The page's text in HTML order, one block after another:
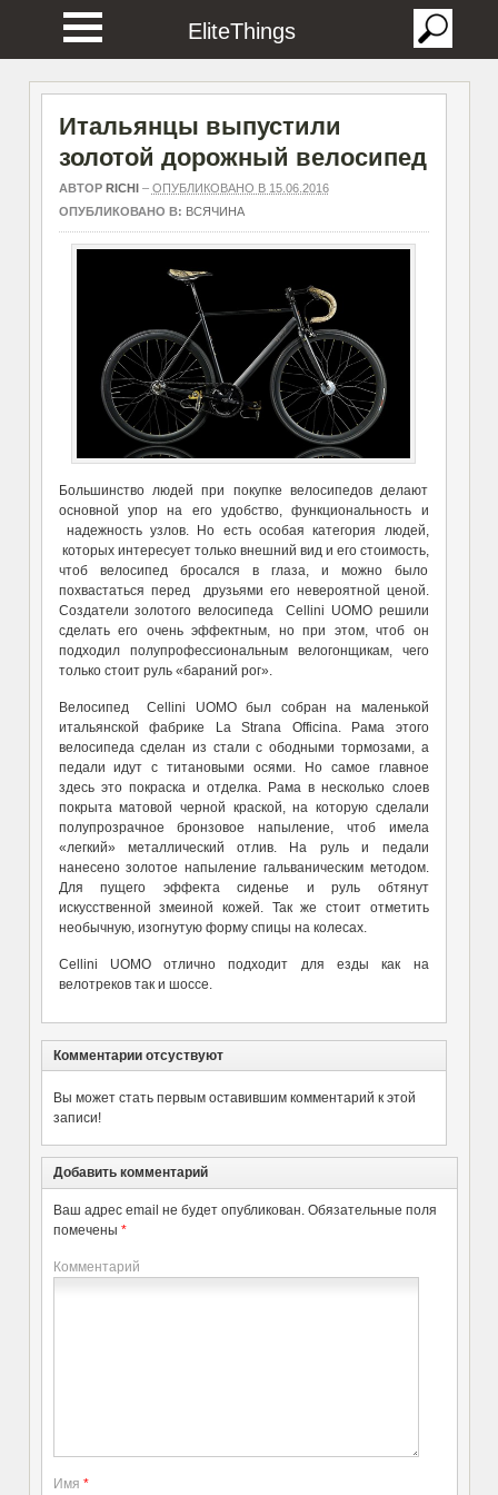
EliteThings
Итальянцы выпустили
золотой дорожный велосипед
АВТОР RICHI– ОПУБЛИКОВАНО В 15.06.2016
ОПУБЛИКОВАНО В: ВСЯЧИНА
Большинство людей при покупке велосипедов делают
основной упор на его удобство, функциональность и
надежность узлов. Но есть особая категория людей,
которых интересует только внешний вид и его стоимость,
чтоб велосипед бросался в глаза, и можно было
похвастаться перед друзьями его невероятной ценой.
Создатели золотого велосипеда Cellini UOMO решили
сделать его очень эффектным, но при этом, чтоб он
подходил полупрофессиональным велогонщикам, чего
только стоит руль «бараний рог».
Велосипед Cellini UOMO был собран на маленькой
итальянской фабрике La Strana Officina. Рама этого
велосипеда сделан из стали с ободными тормозами, а
педали идут с титановыми осями. Но самое главное
здесь это покраска и отделка. Рама в несколько слоев
покрыта матовой черной краской, на которую сделали
полупрозрачное бронзовое напыление, чтоб имела
«легкий» металлический отлив. На руль и педали
нанесено золотое напыление гальваническим методом.
Для пущего эффекта сиденье и руль обтянут
искусственной змеиной кожей. Так же стоит отметить
необычную, изогнутую форму спицы на колесах.
Cellini UOMO отлично подходит для езды как на
велотреков так и шоссе.
Комментарии отсуствуют
Вы может стать первым оставившим комментарий к этой
записи!
Добавить комментарий
Ваш адрес email не будет опубликован. Обязательные поля
помечены *
Комментарий
Имя *